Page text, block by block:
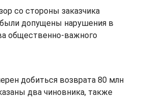
со стороны заказчика
допущены нарушения в
общественно-важного
добиться возврата 80 млн
два чиновника, также